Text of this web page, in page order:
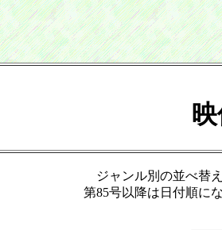
ジャンル別の並べ替
第85号以降は日付順に